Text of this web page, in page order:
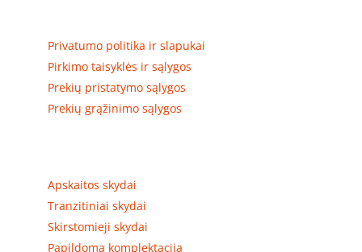
Privatumo politika ir slapukai
Pirkimo taisyklės ir sąlygos
Prekių pristatymo sąlygos
Prekių grąžinimo sąlygos
Apskaitos skydai
Tranzitiniai skydai
Skirstomieji skydai
Papildoma komplektacija